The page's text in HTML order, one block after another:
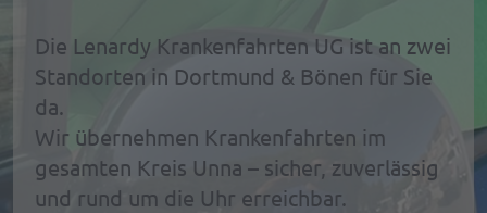
Die Lenardy Krankenfahrten UG ist an zwei
Standorten in Dortmund & Bönen für Sie
da.
Wir übernehmen Krankenfahrten im
gesamten Kreis Unna – sicher, zuverlässig
und rund um die Uhr erreichbar.